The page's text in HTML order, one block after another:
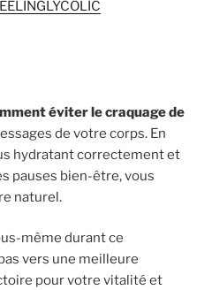
éviter le craquage de
de votre corps. En
hydratant correctement et
pauses bien-être, vous
naturel.
même durant ce
vers une meilleure
pour votre vitalité et